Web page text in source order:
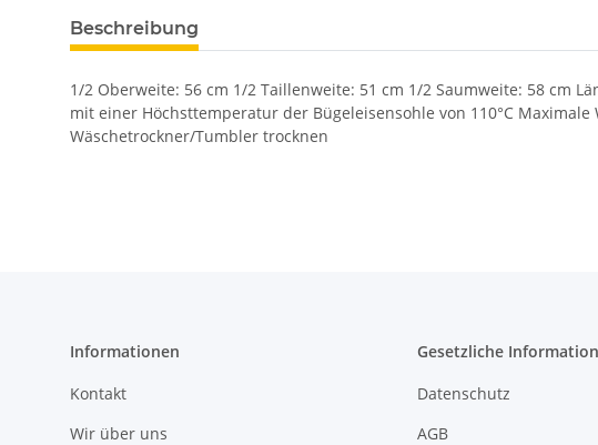
Beschreibung
1/2 Oberweite: 56 cm 1/2 Taillenweite: 51 cm 1/2 Saumweite: 58 cm
mit einer Höchsttemperatur der Bügeleisensohle von 110°C
Wäschetrockner/Tumbler trocknen
Informationen
Kontakt
Wir über uns
Gesetzliche
Datenschutz
AGB